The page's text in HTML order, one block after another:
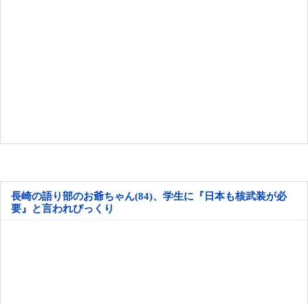
長崎の語り部のお爺ちゃん(84)、学生に『日本も核武装が必
要』と言われびっくり